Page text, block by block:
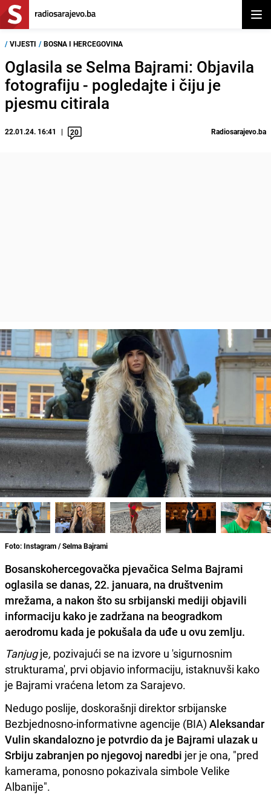
/ VIJESTI / BOSNA I HERCEGOVINA
Oglasila se Selma Bajrami: Objavila
fotografiju - pogledajte i čiju je
pjesmu citirala
22.01.24. 16:41 20 Radiosarajevo.ba
Foto: Instagram / Selma Bajrami
Bosanskohercegovačka pjevačica Selma Bajrami
oglasila se danas, 22. januara, na društvenim
mrežama, a nakon što su srbijanski mediji objavili
informaciju kako je zadržana na beogradkom
aerodromu kada je pokušala da uđe u ovu zemlju.
Tanjugje, pozivajući se na izvore u 'sigurnosnim
strukturama', prvi objavio informaciju, istaknuvši kako
je Bajrami vraćena letom za Sarajevo.
Nedugo poslije, doskorašnji direktor srbijanske
Bezbjednosno-informativne agencije (BIA) Aleksandar
Vulin skandalozno je potvrdio da je Bajrami ulazak u
Srbiju zabranjen po njegovoj naredbi jer je ona, "pred
kamerama, ponosno pokazivala simbole Velike
Albanije".